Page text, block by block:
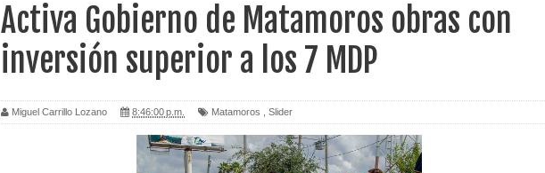
Activa Gobierno de Matamoros obras con
inversión superior a los 7 MDP
Miguel Carrillo Lozano 8:46:00 p.m. Matamoros Slider